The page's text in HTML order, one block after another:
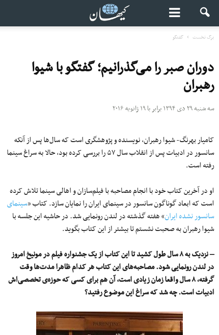
برگ نخست گفتگو
دوران صبر را می‌گذرانیم؛ گفتگو با شیوا
رهبران
سه شنبه ۲۹ دی ۱۳۹۴ برابر با ۱۹ ژانویه ۲۰۱۶
کامیار بهرنگ- شیوا رهبران، نویسنده و پژوهشگری است که سال‌ها پس از آنکه
سانسور در ادبیات پس از انقلاب سال ۵۷ را بررسی کرده بود، حالا به سراغ سینما
رفته است.
او در آخرین کتاب خود با انجام مصاحبه با فیلم‌سازان و اهالی سینما تلاش کرده
است که ابعاد گوناگون سانسور در سینمای ایران را نمایان سازد. کتاب «سینمای
سانسور نشده ایران» هفته گذشته در لندن رونمایی شد. در حاشیه این جلسه با
شیوا رهبران به صحبت نشستم تا بیشتر از این کتاب بگوید.
– نزدیک به ۸ سال طول کشید تا این کتاب از یک جشنواره فیلم در مونیخ امروز
در لندن رونمایی شود. مصاحبه‌های این کتاب هر کدام ظاهرا مدت‌ها وقت
گرفته، ۸ سال واقعا زمان زیادی است، آن هم برای کسی که حوزه‌ی تخصصی‌اش
ادبیات است. چه شد که سراغ این موضوع رفتید؟